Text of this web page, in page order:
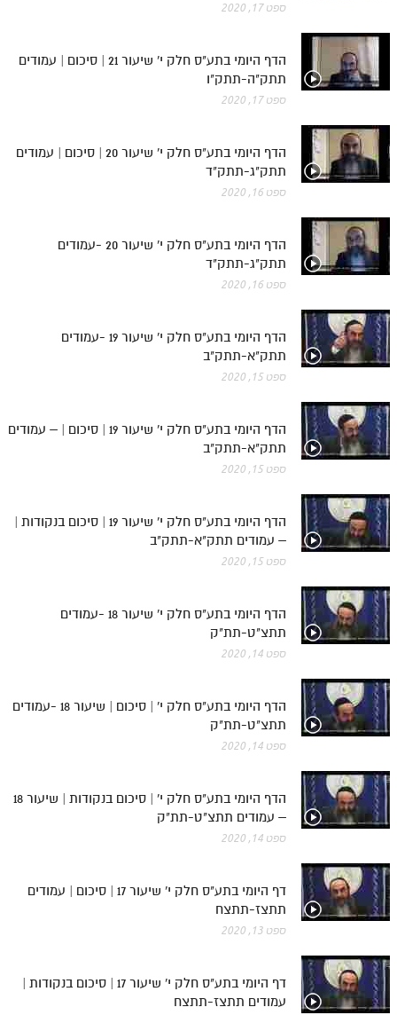
ספט 17, 2020
הדף היומי בתע"ס חלק י' שיעור 21 | סיכום | עמודים
תתק"ה-תתק"ו
ספט 17, 2020
הדף היומי בתע"ס חלק י' שיעור 20 | סיכום | עמודים
תתק"ג-תתק"ד
ספט 16, 2020
הדף היומי בתע"ס חלק י' שיעור 20 -עמודים
תתק"ג-תתק"ד
ספט 16, 2020
הדף היומי בתע"ס חלק י' שיעור 19 -עמודים
תתק"א-תתק"ב
ספט 15, 2020
הדף היומי בתע"ס חלק י' שיעור 19 | סיכום | – עמודים
תתק"א-תתק"ב
ספט 15, 2020
הדף היומי בתע"ס חלק י' שיעור 19 | סיכום בנקודות |
– עמודים תתק"א-תתק"ב
ספט 15, 2020
הדף היומי בתע"ס חלק י' שיעור 18 -עמודים
תתצ"ט-תת"ק
ספט 14, 2020
הדף היומי בתע"ס חלק י' | סיכום | שיעור 18 -עמודים
תתצ"ט-תת"ק
ספט 14, 2020
הדף היומי בתע"ס חלק י' | סיכום בנקודות | שיעור 18
– עמודים תתצ"ט-תת"ק
ספט 14, 2020
דף היומי בתע"ס חלק י' שיעור 17 | סיכום | עמודים
תתצז-תתצח
ספט 13, 2020
דף היומי בתע"ס חלק י' שיעור 17 | סיכום בנקודות |
עמודים תתצז-תתצח